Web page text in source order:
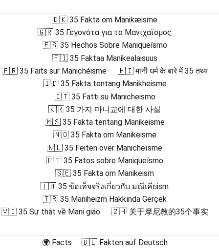
🇩🇰 35 Fakta om Manikæisme
🇬🇷 35 Γεγονότα για το Μανιχαϊσμός
🇪🇸 35 Hechos Sobre Maniqueísmo
🇫🇮 35 Faktaa Manikealaisuus
🇫🇷 35 Faits sur Manichéisme
🇭🇮 मानी धर्म के बारे में 35 तथ्य
🇮🇩 35 Fakta tentang Manikheisme
🇮🇹 35 Fatti su Manicheismo
🇰🇷 35 가지 마니교에 대한 사실
🇲🇸 35 Fakta tentang Manikeisme
🇳🇴 35 Fakta om Manikeisme
🇳🇱 35 Feiten over Manicheïsme
🇵🇹 35 Fatos sobre Maniqueísmo
🇸🇪 35 Fakta om Manikeism
🇹🇭 35 ข้อเท็จจริงเกี่ยวกับ มณีเคียism
🇹🇷 35 Maniheizm Hakkında Gerçek
🇻🇮 35 Sự thật về Mani giáo
🇿🇭 关于摩尼教的35个事实
🌍 Facts 🇩🇪 Fakten auf Deutsch